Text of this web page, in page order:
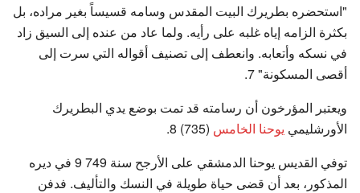
"استحضره بطريرك البيت المقدس وسامه قسيساً بغير مراده، بل
بكثرة الزامه إياه غلبه على رأيه. ولما عاد من عنده إلى السيق زاد
في نسكه وأتعابه. وانعطف إلى تصنيف أقواله التي سرت إلى
أقصى المسكونة" 7.
ويعتبر المؤرخون أن رسامته قد تمت بوضع يدي البطريرك
الأورشليمي يوحنا الخامس (735) 8.
توفي القديس يوحنا الدمشقي على الأرجح سنة 749 9 في ديره
المذكور، بعد أن قضى حياة طويلة في النسك والتأليف. فدفن